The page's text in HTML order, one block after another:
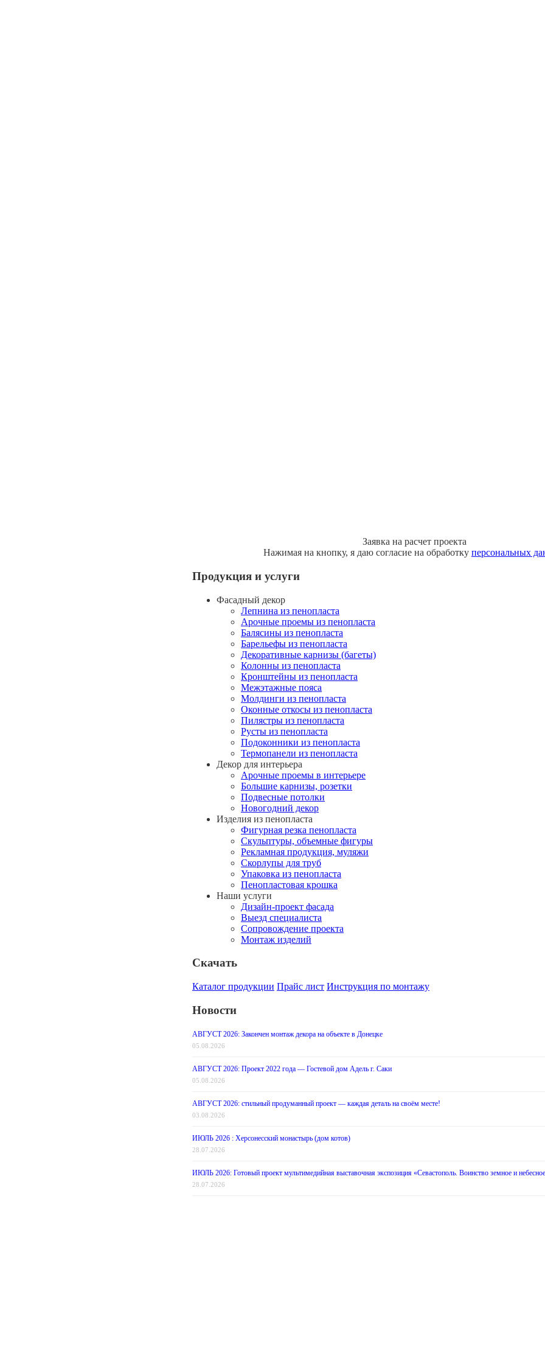
Заявка на расчет проекта
Нажимая на кнопку, я даю согласие на обработку персональных
Продукция и услуги
Фасадный декор
Лепнина из пенопласта
Арочные проемы из пенопласта
Балясины из пенопласта
Барельефы из пенопласта
Декоративные карнизы (багеты)
Колонны из пенопласта
Кронштейны из пенопласта
Межэтажные пояса
Молдинги из пенопласта
Оконные откосы из пенопласта
Пилястры из пенопласта
Русты из пенопласта
Подоконники из пенопласта
Термопанели из пенопласта
Декор для интерьера
Арочные проемы в интерьере
Большие карнизы, розетки
Подвесные потолки
Новогодний декор
Изделия из пенопласта
Фигурная резка пенопласта
Скульптуры, объемные фигуры
Рекламная продукция, муляжи
Скорлупы для труб
Упаковка из пенопласта
Пенопластовая крошка
Наши услуги
Дизайн-проект фасада
Выезд специалиста
Сопровождение проекта
Монтаж изделий
Скачать
Каталог продукции Прайс лист Инструкция по монтажу
Новости
АВГУСТ 2026: Закончен монтаж декора на объекте в Донецке
05.08.2026
АВГУСТ 2026: Проект 2022 года — Гостевой дом Адель г. Саки
05.08.2026
АВГУСТ 2026: стильный продуманный проект — каждая деталь на своём месте!
03.08.2026
ИЮЛЬ 2026 : Херсонесский монастырь (дом котов)
28.07.2026
ИЮЛЬ 2026: Готовый проект мультимедийная выставочная экспозиция «Севастополь. Воинство земное и
28.07.2026